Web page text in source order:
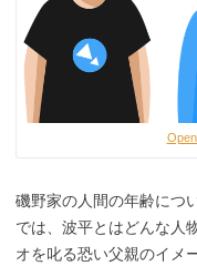
磯野家の人間の年齢につ
では、波平とはどんな人
オを叱る恐い父親のイメ